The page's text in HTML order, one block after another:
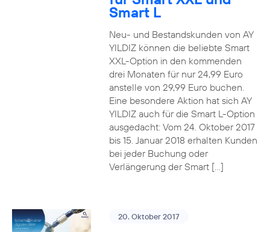
Smart L
Neu- und Bestandskunden von AY
YILDIZ können die beliebte Smart
XXL-Option in den kommenden
drei Monaten für nur 24,99 Euro
anstelle von 29,99 Euro buchen.
Eine besondere Aktion hat sich AY
YILDIZ auch für die Smart L-Option
ausgedacht: Vom 24. Oktober 2017
bis 15. Januar 2018 erhalten Kunden
bei jeder Buchung oder
Verlängerung der Smart […]
20. Oktober 2017